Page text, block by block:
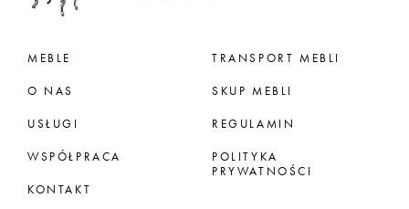
MEBLE
O NAS
USŁUGI
WSPÓŁPRACA
KONTAKT
TRANSPORT MEBLI
SKUP MEBLI
REGULAMIN
POLITYKA
PRYWATNOŚCI